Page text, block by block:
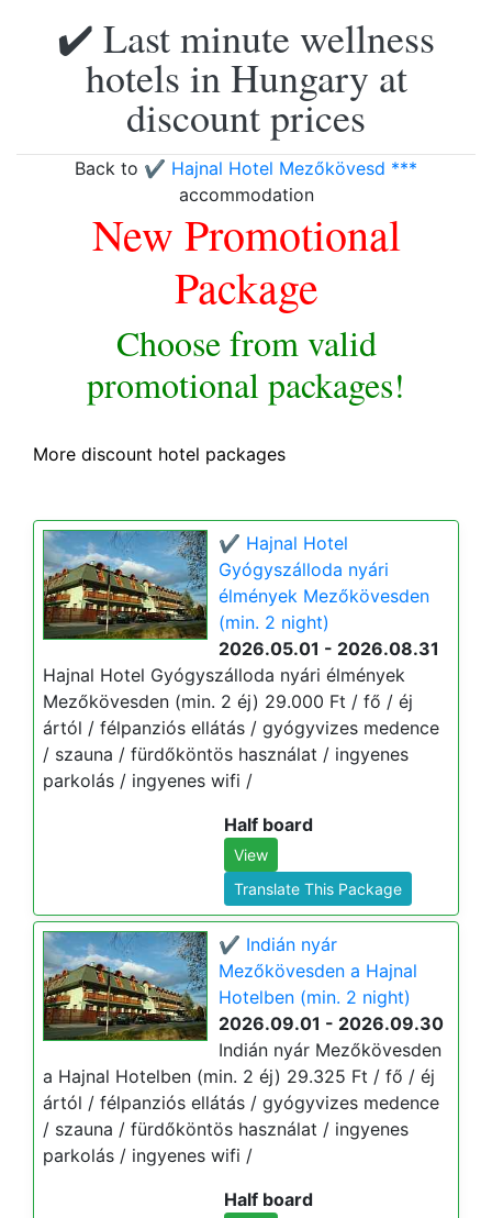
✔️ Last minute wellness
hotels in Hungary at
discount prices
Back to ✔️ Hajnal Hotel Mezőkövesd ***
accommodation
New Promotional
Package
Choose from valid
promotional packages!
More discount hotel packages
✔️ Hajnal Hotel
Gyógyszálloda nyári
élmények Mezőkövesden
(min. 2 night)
2026.05.01 - 2026.08.31
Hajnal Hotel Gyógyszálloda nyári élmények
Mezőkövesden (min. 2 éj) 29.000 Ft / fő / éj
ártól / félpanziós ellátás / gyógyvizes medence
/ szauna / fürdőköntös használat / ingyenes
parkolás / ingyenes wifi /
Half board
View
Translate This Package
✔️ Indián nyár
Mezőkövesden a Hajnal
Hotelben (min. 2 night)
2026.09.01 - 2026.09.30
Indián nyár Mezőkövesden
a Hajnal Hotelben (min. 2 éj) 29.325 Ft / fő / éj
ártól / félpanziós ellátás / gyógyvizes medence
/ szauna / fürdőköntös használat / ingyenes
parkolás / ingyenes wifi /
Half board